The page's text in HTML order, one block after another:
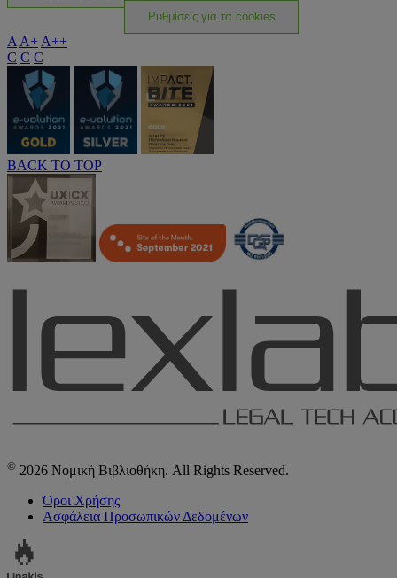
Ρυθμίσεις για τα cookies
A A+ A++
C C C
BACK TO TOP
© 2026 Νομική Βιβλιοθήκη. All Rights Reserved.
Όροι Χρήσης
Ασφάλεια Προσωπικών Δεδομένων